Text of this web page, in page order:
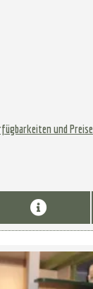
und Preise